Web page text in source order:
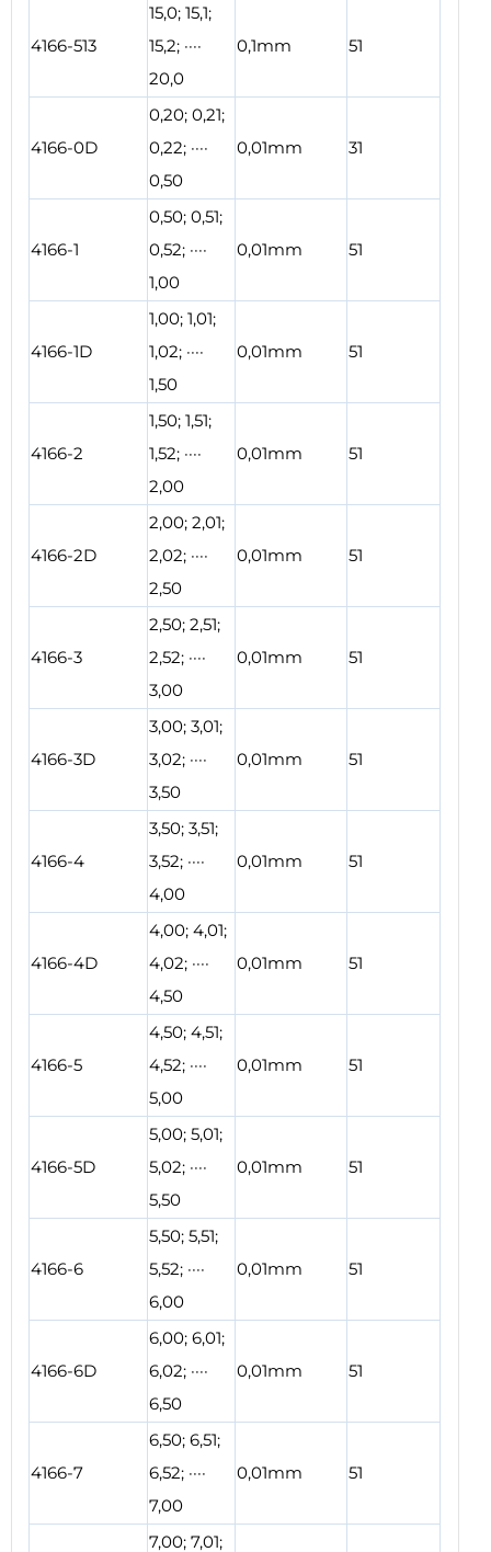
4166-513
15,0; 15,1;
15,2; ····
20,0
0,1mm 51
4166-0D
0,20; 0,21;
0,22; ····
0,50
0,01mm 31
4166-1
0,50; 0,51;
0,52; ····
1,00
0,01mm 51
4166-1D
1,00; 1,01;
1,02; ····
1,50
0,01mm 51
4166-2
1,50; 1,51;
1,52; ····
2,00
0,01mm 51
4166-2D
2,00; 2,01;
2,02; ····
2,50
0,01mm 51
4166-3
2,50; 2,51;
2,52; ····
3,00
0,01mm 51
4166-3D
3,00; 3,01;
3,02; ····
3,50
0,01mm 51
4166-4
3,50; 3,51;
3,52; ····
4,00
0,01mm 51
4166-4D
4,00; 4,01;
4,02; ····
4,50
0,01mm 51
4166-5
4,50; 4,51;
4,52; ····
5,00
0,01mm 51
4166-5D
5,00; 5,01;
5,02; ····
5,50
0,01mm 51
4166-6
5,50; 5,51;
5,52; ····
6,00
0,01mm 51
4166-6D
6,00; 6,01;
6,02; ····
6,50
0,01mm 51
4166-7
6,50; 6,51;
6,52; ····
7,00
0,01mm 51
7,00; 7,01;